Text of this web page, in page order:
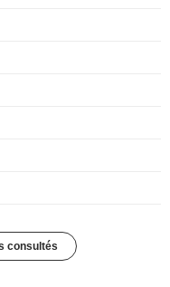
consultés